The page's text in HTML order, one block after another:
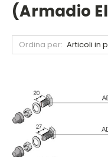
(armadio
Ordina per: